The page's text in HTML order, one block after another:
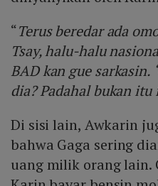
“Terus beredar ada
Tsay, halu-halu
BAD kan gue sarkasin.
dia? Padahal bukan itu
Di sisi lain, Awkarin
bahwa Gaga sering
uang milik orang lain.